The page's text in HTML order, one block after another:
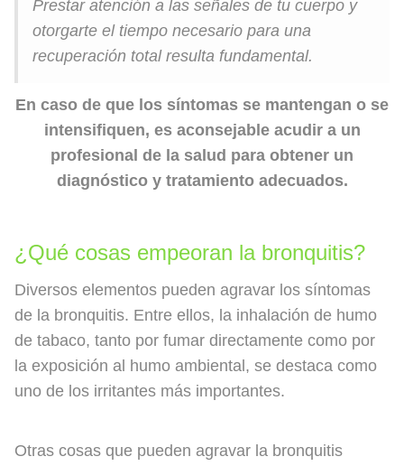
Prestar atención a las señales de tu cuerpo y
otorgarte el tiempo necesario para una
recuperación total resulta fundamental.
En caso de que los síntomas se mantengan o se
intensifiquen, es aconsejable acudir a un
profesional de la salud para obtener un
diagnóstico y tratamiento adecuados.
¿Qué cosas empeoran la bronquitis?
Diversos elementos pueden agravar los síntomas
de la bronquitis. Entre ellos, la inhalación de humo
de tabaco, tanto por fumar directamente como por
la exposición al humo ambiental, se destaca como
uno de los irritantes más importantes.
Otras cosas que pueden agravar la bronquitis